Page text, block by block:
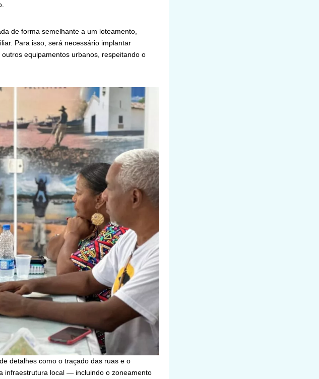
de forma semelhante a um loteamento,
Para isso, será necessário implantar
equipamentos urbanos, respeitando o
detalhes como o traçado das ruas e o
infraestrutura local — incluindo o zoneamento